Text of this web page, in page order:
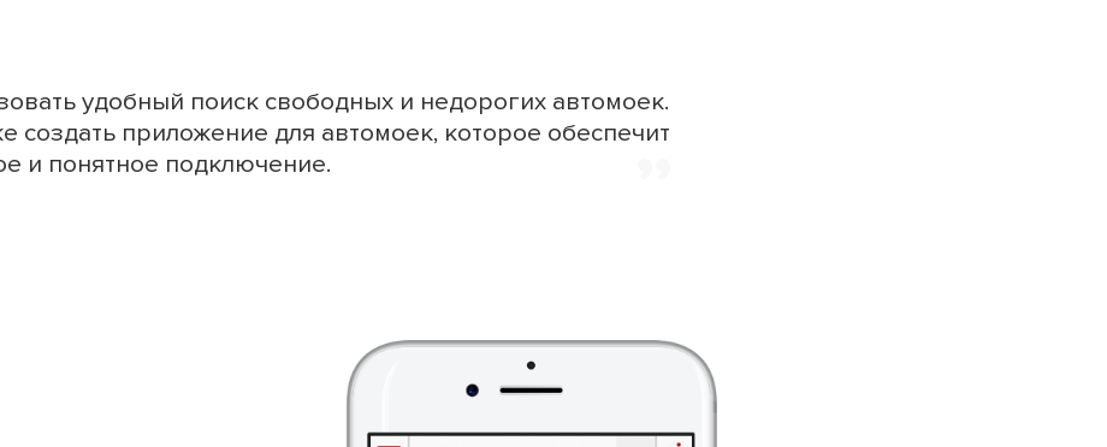
удобный поиск свободных и недорогих автомоек.
создать приложение для автомоек, которое обеспечит
и понятное подключение.
,,